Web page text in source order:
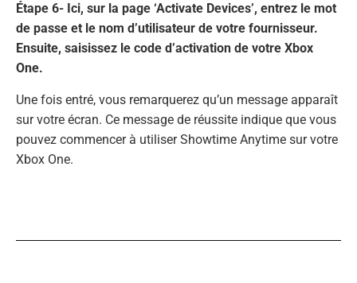
Étape 6- Ici, sur la page ‘Activate Devices’, entrez le mot
de passe et le nom d’utilisateur de votre fournisseur.
Ensuite, saisissez le code d’activation de votre Xbox
One.
Une fois entré, vous remarquerez qu’un message apparaît
sur votre écran. Ce message de réussite indique que vous
pouvez commencer à utiliser Showtime Anytime sur votre
Xbox One.